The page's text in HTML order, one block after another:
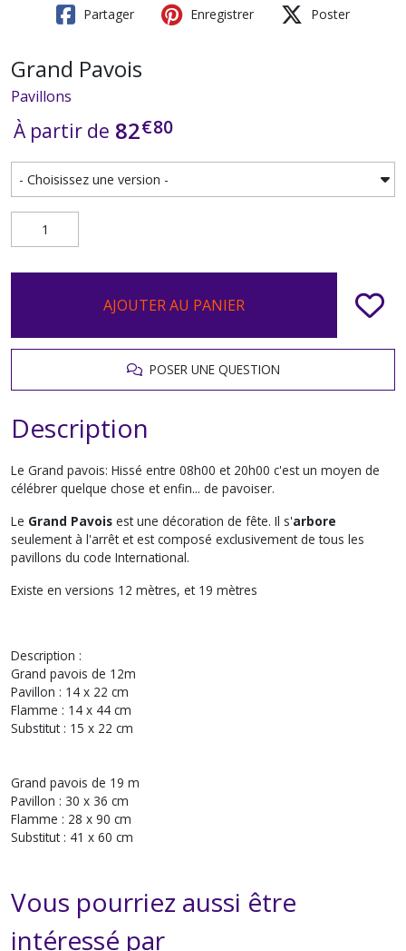
Partager Enregistrer Poster
Grand Pavois
Pavillons
À partir de 82€80
AJOUTER AU PANIER
POSER UNE QUESTION
Description
Le Grand pavois: Hissé entre 08h00 et 20h00 c'est un moyen de
célébrer quelque chose et enfin... de pavoiser.
Le Grand Pavois est une décoration de fête. Il s'arbore
seulement à l'arrêt et est composé exclusivement de tous les
pavillons du code International.
Existe en versions 12 mètres, et 19 mètres
Description :
Grand pavois de 12m
Pavillon : 14 x 22 cm
Flamme : 14 x 44 cm
Substitut : 15 x 22 cm
Grand pavois de 19 m
Pavillon : 30 x 36 cm
Flamme : 28 x 90 cm
Substitut : 41 x 60 cm
Vous pourriez aussi être
intéressé par